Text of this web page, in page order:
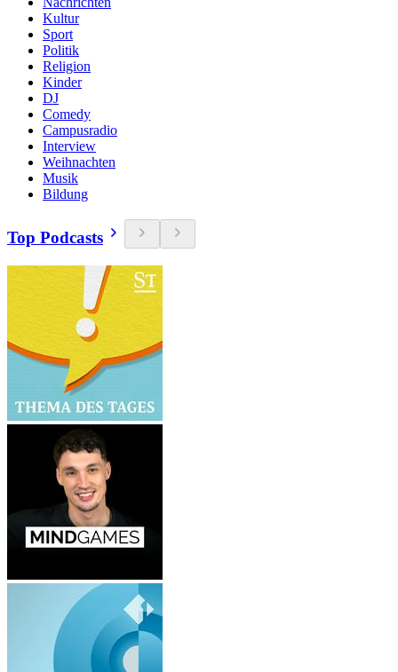
Kultur
Sport
Politik
Religion
Kinder
DJ
Comedy
Campusradio
Interview
Weihnachten
Musik
Bildung
Top Podcasts